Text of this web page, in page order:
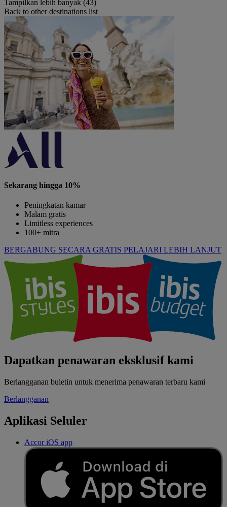
Tampilkan lebih banyak (43)
Back to other destinations list
Sekarang hingga 10%
Peningkatan kamar
Malam gratis
Limitless experiences
100+ mitra
BERGABUNG SECARA GRATIS PELAJARI LEBIH LANJUT
Dapatkan penawaran eksklusif kami
Berlangganan buletin untuk menerima penawaran terbaru kami
Berlangganan
Aplikasi Seluler
Accor iOS app